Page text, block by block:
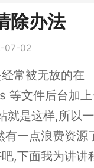
除办法
07-02
常被无故的在
等文件后台加上
就是这样,所以
有一点浪费资源
,下面我为讲讲